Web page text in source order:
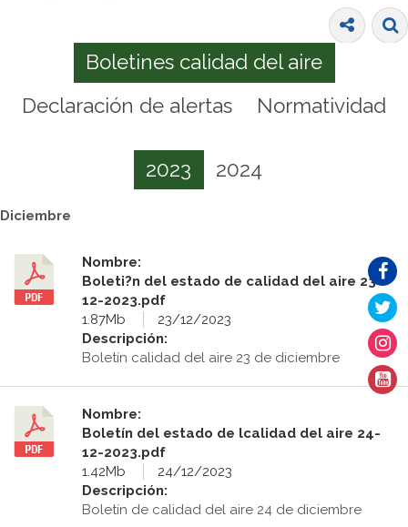
Boletines calidad del aire
Declaración de alertas
Normatividad
2023 2024
Diciembre
Nombre:
Boleti?n del estado de calidad del aire 23-
12-2023.pdf
1.87Mb
23/12/2023
Descripción:
Boletín calidad del aire 23 de diciembre
Nombre:
Boletín del estado de lcalidad del aire 24-
12-2023.pdf
1.42Mb
24/12/2023
Descripción:
Boletín de calidad del aire 24 de diciembre